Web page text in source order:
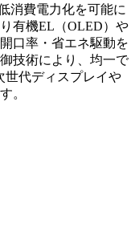
消費電力化を可能に
有機EL（OLED）や
口率・省エネ駆動を
技術により、均一で
世代ディスプレイや
。